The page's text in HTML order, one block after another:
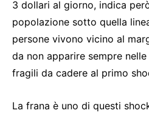
3 dollari al giorno, indica
popolazione sotto quella
persone vivono vicino al
da non apparire sempre
fragili da cadere al primo
La frana è uno di questi